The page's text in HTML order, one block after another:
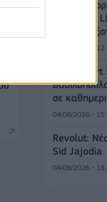
ΔΕΠΑ
παράδοση
FSRU
04/08/2026 -
ESG
σε
04/08/2026 -
Revolut:
Sid Jajodia
04/08/2026 -